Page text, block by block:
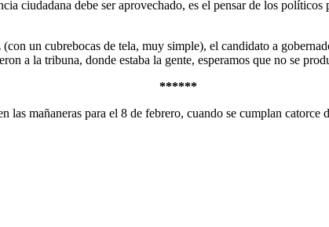
ciudadana debe ser aprovechado, es el pensar de los
un cubrebocas de tela, muy simple), el candidato a
a la tribuna, donde estaba la gente, esperamos que no se
******
mañaneras para el 8 de febrero, cuando se cumplan